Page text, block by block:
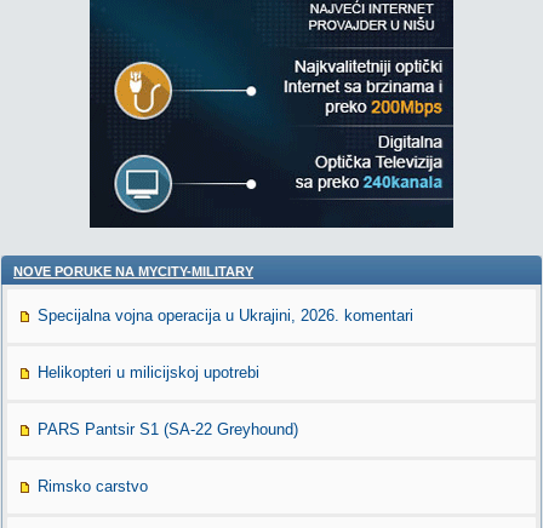
NOVE PORUKE NA MYCITY-MILITARY
Specijalna vojna operacija u Ukrajini, 2026. komentari
Helikopteri u milicijskoj upotrebi
PARS Pantsir S1 (SA-22 Greyhound)
Rimsko carstvo